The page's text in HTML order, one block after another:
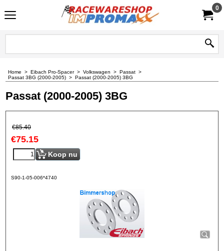
0
Home > Eibach Pro-Spacer> Volkswagen > Passat >
Passat 3BG (2000-2005) > Passat (2000-2005) 3BG
Passat (2000-2005) 3BG
€85.40
€75.15
Koop nu
S90-1-05-006*4740